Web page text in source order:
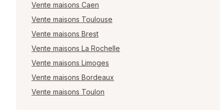
Vente maisons Caen
Vente maisons Toulouse
Vente maisons Brest
Vente maisons La Rochelle
Vente maisons Limoges
Vente maisons Bordeaux
Vente maisons Toulon